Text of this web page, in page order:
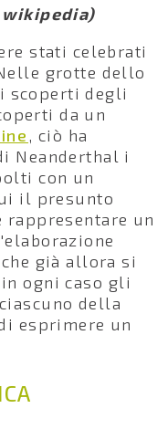
stati celebrati
grotte dello
scoperti degli
da un
, ciò ha
Neanderthal i
con un
il presunto
rappresentare un
già allora si
in ogni caso gli
della
esprimere un